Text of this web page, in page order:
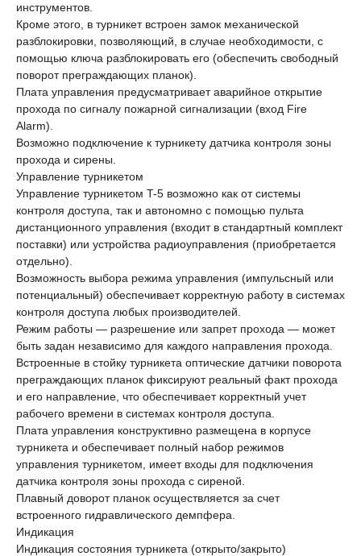
инструментов.
Кроме этого, в турникет встроен замок механической
разблокировки, позволяющий, в случае необходимости, с
помощью ключа разблокировать его (обеспечить свободный
поворот преграждающих планок).
Плата управления предусматривает аварийное открытие
прохода по сигналу пожарной сигнализации (вход Fire
Alarm).
Возможно подключение к турникету датчика контроля зоны
прохода и сирены.
Управление турникетом
Управление турникетом T-5 возможно как от системы
контроля доступа, так и автономно с помощью пульта
дистанционного управления (входит в стандартный комплект
поставки) или устройства радиоуправления (приобретается
отдельно).
Возможность выбора режима управления (импульсный или
потенциальный) обеспечивает корректную работу в системах
контроля доступа любых производителей.
Режим работы — разрешение или запрет прохода — может
быть задан независимо для каждого направления прохода.
Встроенные в стойку турникета оптические датчики поворота
преграждающих планок фиксируют реальный факт прохода
и его направление, что обеспечивает корректный учет
рабочего времени в системах контроля доступа.
Плата управления конструктивно размещена в корпусе
турникета и обеспечивает полный набор режимов
управления турникетом, имеет входы для подключения
датчика контроля зоны прохода с сиреной.
Плавный доворот планок осуществляется за счет
встроенного гидравлического демпфера.
Индикация
Индикация состояния турникета (открыто/закрыто)